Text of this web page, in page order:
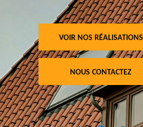
VOIR NOS RÉALISATIONS
NOUS CONTACTEZ